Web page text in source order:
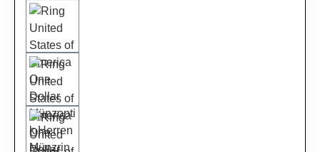
Bildergalerie überspringen